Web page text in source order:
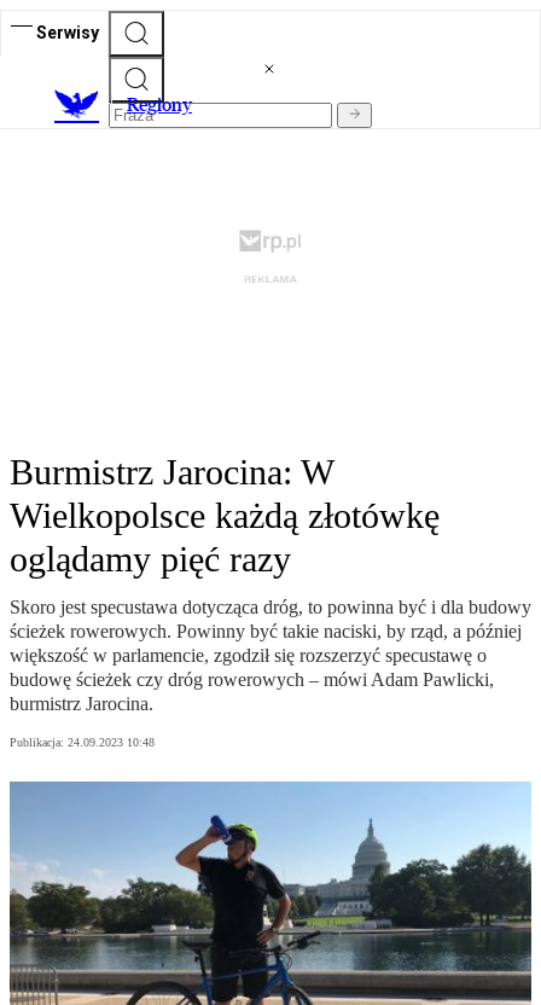
Serwisy
Regiony
Burmistrz Jarocina: W
Wielkopolsce każdą złotówkę
oglądamy pięć razy
Skoro jest specustawa dotycząca dróg, to powinna być i dla budowy
ścieżek rowerowych. Powinny być takie naciski, by rząd, a później
większość w parlamencie, zgodził się rozszerzyć specustawę o
budowę ścieżek czy dróg rowerowych – mówi Adam Pawlicki,
burmistrz Jarocina.
Publikacja: 24.09.2023 10:48